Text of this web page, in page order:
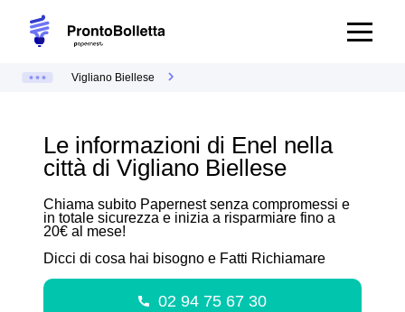
Vigliano Biellese
Le informazioni di Enel nella
città di Vigliano Biellese
Chiama subito Papernest senza compromessi e
in totale sicurezza e inizia a risparmiare fino a
20€ al mese!
Dicci di cosa hai bisogno e Fatti Richiamare
02 94 75 67 30